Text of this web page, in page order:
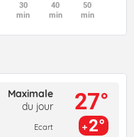
30
min
40
min
50
min
Maximale
du jour
Ecart
27°
2°